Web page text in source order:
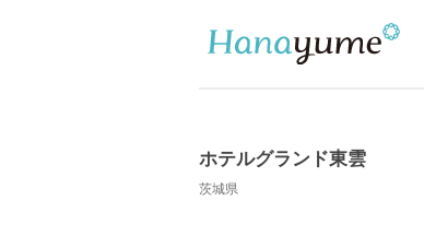
ホテルグランド東雲
茨城県